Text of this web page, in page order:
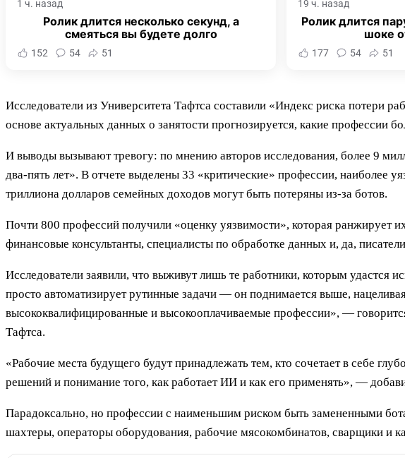
1 ч. назад
Ролик длится несколько секунд, а
смеяться вы будете долго
152 54 51
19 ч. назад
Ролик длится
шоке
177 54 51
Исследователи из Университета Тафтса составили «Индекс риска
основе актуальных данных о занятости прогнозируется, какие профессии
И выводы вызывают тревогу: по мнению авторов исследования, более 9
два-пять лет». В отчете выделены 33 «критические» профессии, наиболее
триллиона долларов семейных доходов могут быть потеряны из-за ботов.
Почти 800 профессий получили «оценку уязвимости», которая
финансовые консультанты, специалисты по обработке данных и, да,
Исследователи заявили, что выживут лишь те работники, которым
просто автоматизирует рутинные задачи — он поднимается выше,
высококвалифицированные и высокооплачиваемые профессии», —
Тафтса.
«Рабочие места будущего будут принадлежать тем, кто сочетает в себе
решений и понимание того, как работает ИИ и как его применять», —
Парадоксально, но профессии с наименьшим риском быть замененными
шахтеры, операторы оборудования, рабочие мясокомбинатов, сварщики и